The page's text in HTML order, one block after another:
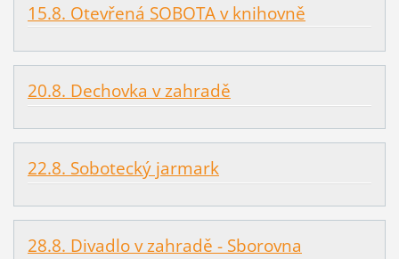
15.8. Otevřená SOBOTA v knihovně
20.8. Dechovka v zahradě
22.8. Sobotecký jarmark
28.8. Divadlo v zahradě - Sborovna